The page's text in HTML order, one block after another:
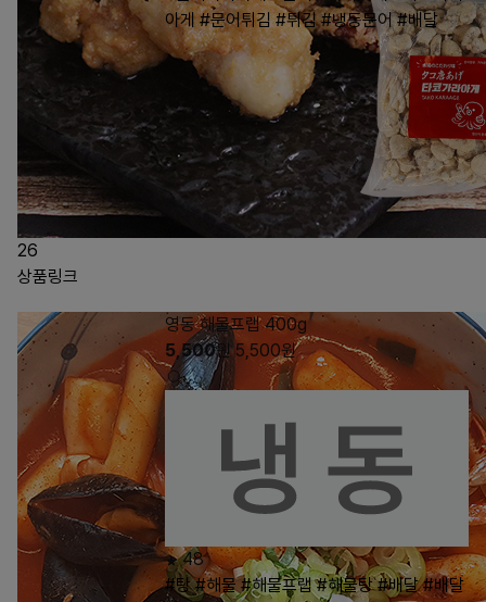
26
아게 #문어튀김 #튀김 #냉동문어 #배달
상품링크
영동 해물프랩 400g
5,500원 5,500원
48
#탕 #해물 #해물프랩 #해물탕 #배달 #배달